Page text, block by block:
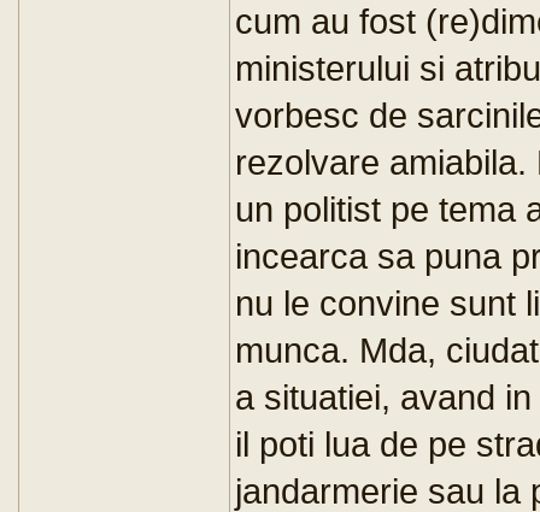
cum au fost
ministerului si
vorbesc de
rezolvare
un politist pe tema
incearca sa puna
nu le convine sunt
munca. Mda,
a situatiei, avand
il poti lua de pe
jandarmerie sau la